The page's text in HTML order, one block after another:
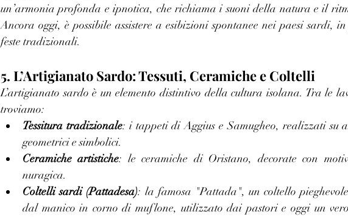
un’armonia profonda e ipnotica, che richiama i suoni della natura e il
Ancora oggi, è possibile assistere a esibizioni spontanee nei paesi sardi,
feste tradizionali.
5. L’Artigianato Sardo: Tessuti, Ceramiche e Coltelli
L’artigianato sardo è un elemento distintivo della cultura isolana. Tra le
troviamo:
Tessitura tradizionale: i tappeti di Aggius e Samugheo, realizzati su
geometrici e simbolici.
Ceramiche artistiche: le ceramiche di Oristano, decorate con
nuragica.
Coltelli sardi (Pattadesa): la famosa "Pattada", un coltello
dal manico in corno di muflone, utilizzato dai pastori e oggi un